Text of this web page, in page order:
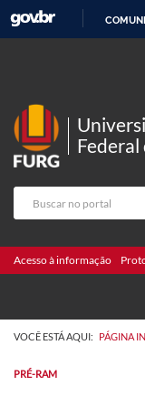
Federal
Acesso à informação
VOCÊ ESTÁ AQUI: PÁGINA
PRÉ-RAM